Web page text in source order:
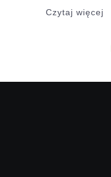
Czytaj więcej